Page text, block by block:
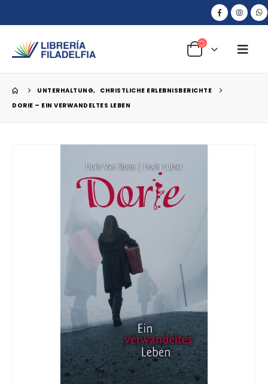
UNTERHALTUNG, CHRISTLICHE ERLEBNISBERICHTE
DORIE – EIN VERWANDELTES LEBEN